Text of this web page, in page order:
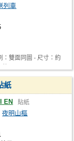
列車
雙面同圖 - 尺寸：約
紙
EN 貼紙
夜明山樞